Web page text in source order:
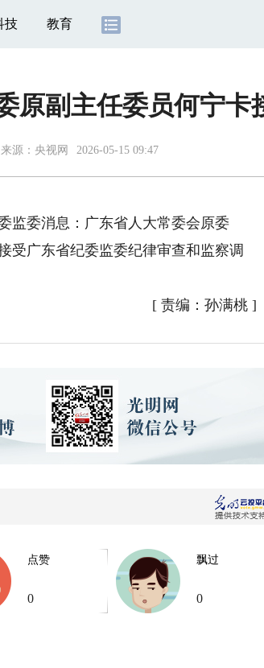
技 教育
原副主任委员何宁卡
来源： 央视网 2026-05-15 09:47
监委消息：广东省人大常委会原委
受广东省纪委监委纪律审查和监察调
[ 责编：孙满桃 ]
点赞
0
飘过
0